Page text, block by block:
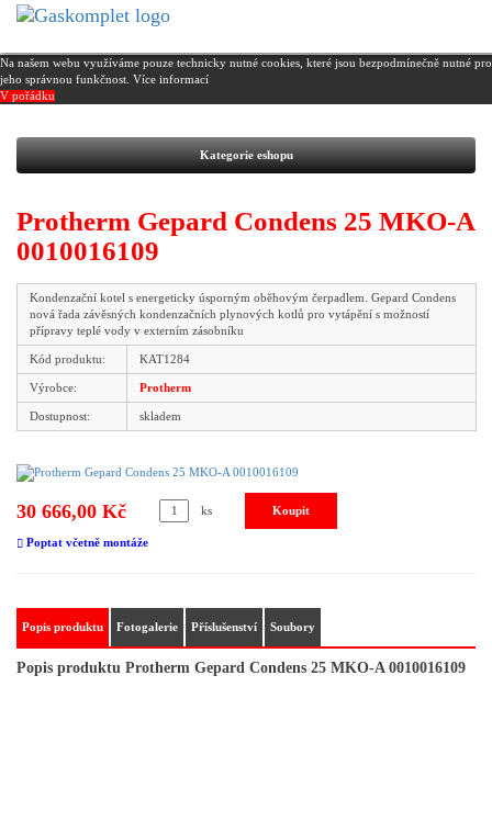
Na našem webu využíváme pouze technicky nutné cookies, které jsou bezpodmínečně nutné pro
jeho správnou funkčnost. Více informací
V pořádku
Kategorie eshopu
Protherm Gepard Condens 25 MKO-A
0010016109
Kondenzační kotel s energeticky úsporným oběhovým čerpadlem. Gepard Condens
nová řada závěsných kondenzačních plynových kotlů pro vytápění s možností
přípravy teplé vody v externím zásobníku
Kód produktu: KAT1284
Výrobce: Protherm
Dostupnost: skladem
30 666,00 Kč ks
Poptat včetně montáže
Popis produktu Fotogalerie Příslušenství Soubory
Popis produktu Protherm Gepard Condens 25 MKO-A 0010016109